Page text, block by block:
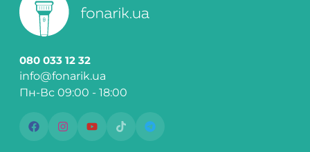
080 033 12 32
info@fonarik.ua
Пн-Вс 09:00 - 18:00